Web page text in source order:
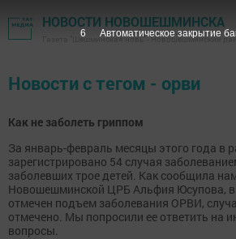
НОВОСТИ НОВОШЕШМИНСКА
Газета "Шешминская новь" - Новошешминский
Новости с тегом - орви
Как не заболеть гриппом
За январь-февраль месяцы этого года в
зарегистрировано 54 случая
заболевших трое детей. Как сообщила
Новошешминской ЦРБ Альфия Юсупова, в
отмечен подъем заболевания ОРВИ,
отмечено. Мы попросили ее ответить на
вопросы.
6 Автоматическое закрытие